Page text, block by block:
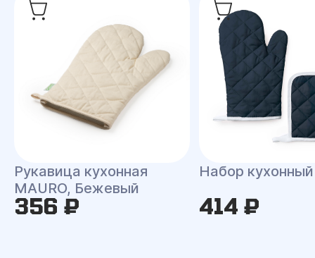
Рукавица кухонная
MAURO, Бежевый
356 ₽
Набор кухонный
414 ₽